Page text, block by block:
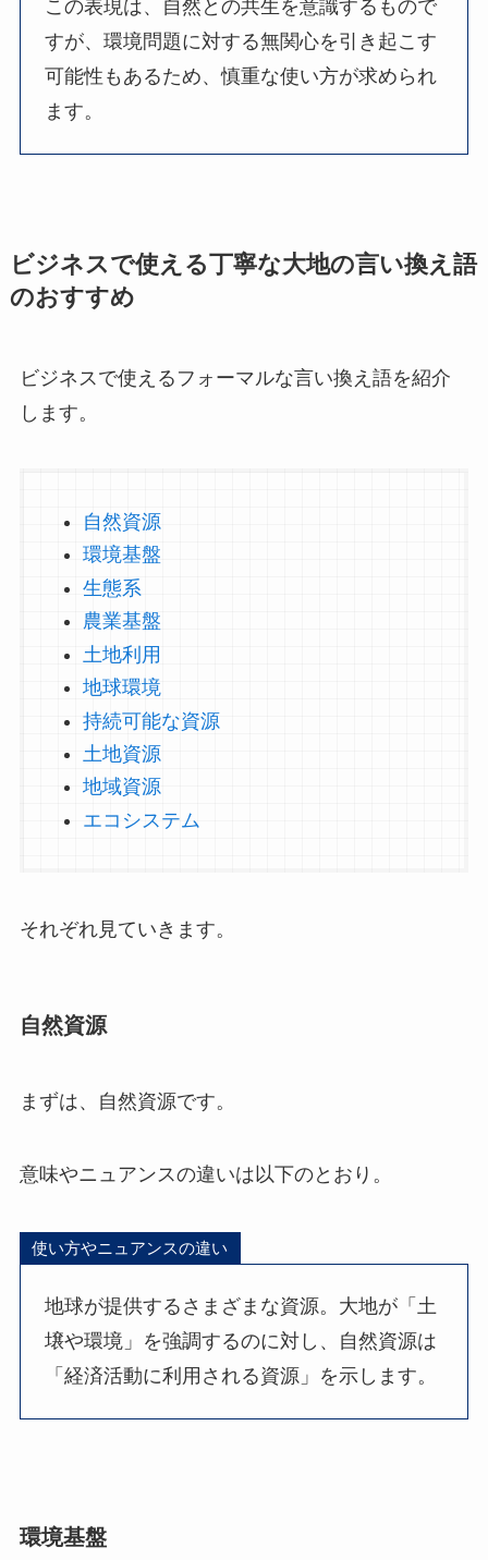
この表現は、自然との共生を意識するもので
すが、環境問題に対する無関心を引き起こす
可能性もあるため、慎重な使い方が求められ
ます。
ビジネスで使える丁寧な大地の言い換え語
のおすすめ
ビジネスで使えるフォーマルな言い換え語を紹介
します。
自然資源
環境基盤
生態系
農業基盤
土地利用
地球環境
持続可能な資源
土地資源
地域資源
エコシステム
それぞれ見ていきます。
自然資源
まずは、自然資源です。
意味やニュアンスの違いは以下のとおり。
使い方やニュアンスの違い
地球が提供するさまざまな資源。大地が「土
壌や環境」を強調するのに対し、自然資源は
「経済活動に利用される資源」を示します。
環境基盤